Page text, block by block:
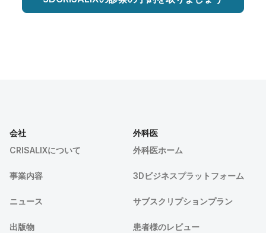
会社
CRISALIXについて
事業内容
ニュース
出版物
外科医
外科医ホーム
3Dビジネスプラットフォーム
サブスクリプションプラン
患者様のレビュー